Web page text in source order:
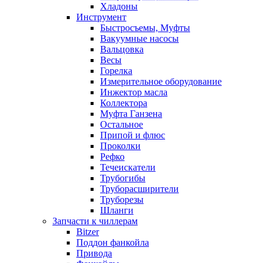
Хладоны
Инструмент
Быстросъемы, Муфты
Вакуумные насосы
Вальцовка
Весы
Горелка
Измерительное оборудование
Инжектор масла
Коллектора
Муфта Ганзена
Остальное
Припой и флюс
Проколки
Рефко
Течеискатели
Трубогибы
Труборасширители
Труборезы
Шланги
Запчасти к чиллерам
Bitzer
Поддон фанкойла
Привода